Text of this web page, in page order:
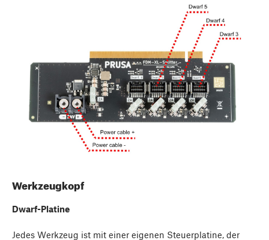
Werkzeugkopf
Dwarf-Platine
Jedes Werkzeug ist mit einer eigenen Steuerplatine, der